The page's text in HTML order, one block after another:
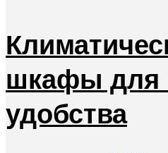
шкафы для
удобства